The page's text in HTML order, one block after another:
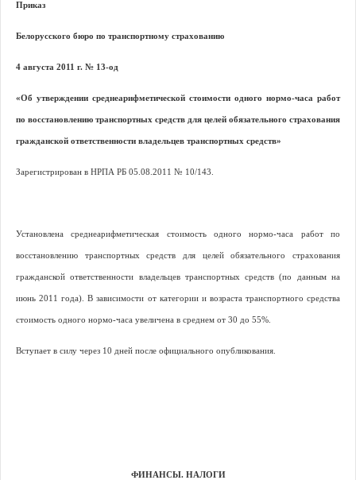
Приказ
Белорусского бюро по транспортному страхованию
4 августа 2011 г. № 13-од
«Об утверждении среднеарифметической стоимости одного нормо-часа работ
по восстановлению транспортных средств для целей обязательного страхования
гражданской ответственности владельцев транспортных средств»
Зарегистрирован в НРПА РБ 05.08.2011 № 10/143.
Установлена среднеарифметическая стоимость одного нормо-часа работ по
восстановлению транспортных средств для целей обязательного страхования
гражданской ответственности владельцев транспортных средств (по данным на
июнь 2011 года). В зависимости от категории и возраста транспортного средства
стоимость одного нормо-часа увеличена в среднем от 30 до 55%.
Вступает в силу через 10 дней после официального опубликования.
ФИНАНСЫ. НАЛОГИ